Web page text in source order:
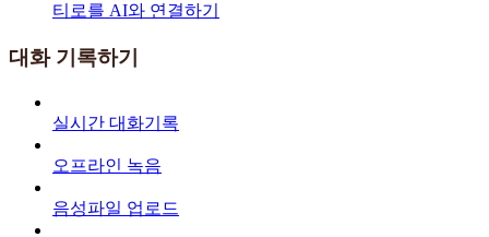
티로를 AI와 연결하기
대화 기록하기
실시간 대화기록
오프라인 녹음
음성파일 업로드